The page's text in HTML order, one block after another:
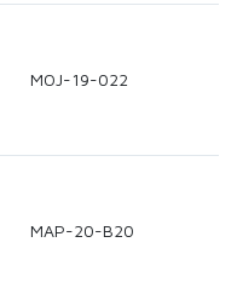
MOJ-19-022
MAP-20-B20